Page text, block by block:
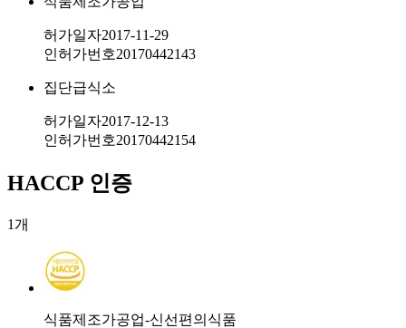
허가일자2017-11-29
인허가번호20170442143
집단급식소
허가일자2017-12-13
인허가번호20170442154
HACCP 인증
1개
식품제조가공업-신선편의식품